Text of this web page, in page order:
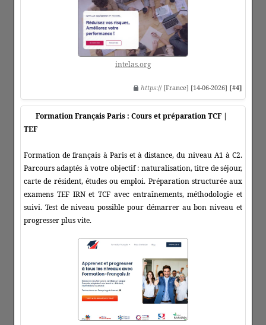
intelas.org
https:// [France] [14-06-2026] [#4]
Formation Français Paris : Cours et préparation TCF |
TEF
Formation de français à Paris et à distance, du niveau A1 à C2.
Parcours adaptés à votre objectif : naturalisation, titre de séjour,
carte de résident, études ou emploi. Préparation structurée aux
examens TEF IRN et TCF avec entraînements, méthodologie et
suivi. Test de niveau possible pour démarrer au bon niveau et
progresser plus vite.